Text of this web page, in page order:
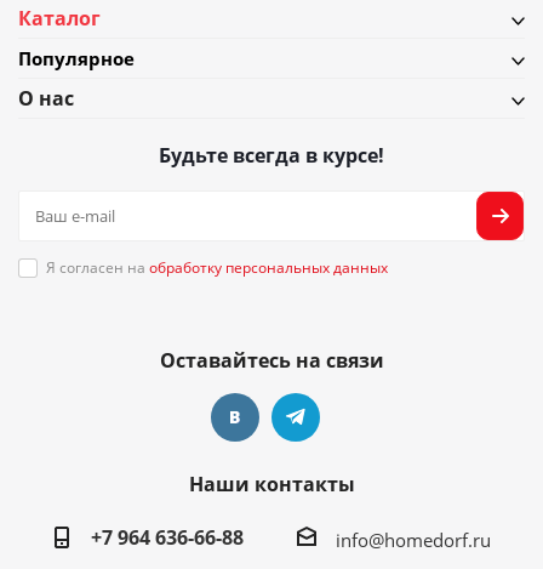
Каталог
Популярное
О нас
Будьте всегда в курсе!
Я согласен на обработку персональных данных
Оставайтесь на связи
Наши контакты
+7 964 636-66-88
info@homedorf.ru